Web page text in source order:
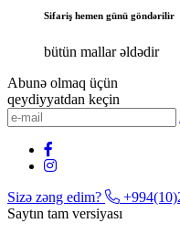
Sifariş hemen günü göndərilir
bütün mallar əldədir
Abunə olmaq üçün
qeydiyyatdan keçin
Sizə zəng edim?
Saytın tam versiyası